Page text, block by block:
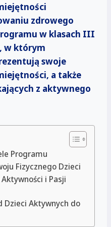
zdrowego
w klasach III
w którym
swoje
a także
z aktywnego
Programu
Fizycznego Dzieci
i Pasji
Dzieci Aktywnych do